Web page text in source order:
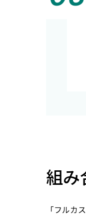
組み
「フルカ